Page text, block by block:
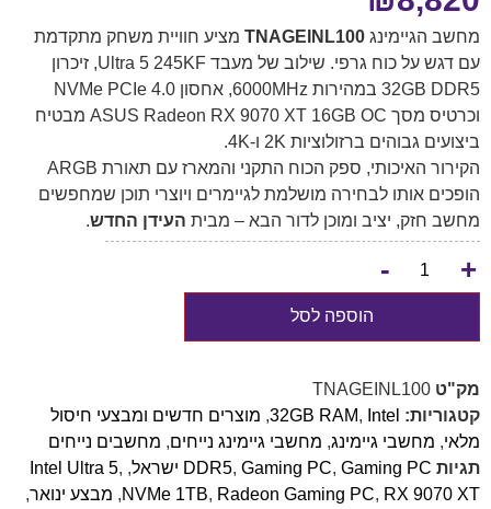
מחשב הגיימינג TNAGEINL100 מציע חוויית משחק מתקדמת
עם דגש על כוח גרפי. שילוב של מעבד Ultra 5 245KF, זיכרון
32GB DDR5 במהירות 6000MHz, אחסון NVMe PCIe 4.0
וכרטיס מסך ASUS Radeon RX 9070 XT 16GB OC מבטיח
ביצועים גבוהים ברזולוציות 2K ו-4K.
הקירור האיכותי, ספק הכוח התקני והמארז עם תאורת ARGB
הופכים אותו לבחירה מושלמת לגיימרים ויוצרי תוכן שמחפשים
מחשב חזק, יציב ומוכן לדור הבא – מבית העידן החדש.
+
-
הוספה לסל
מק"ט TNAGEINL100
קטגוריות:
32GB RAM, Intel
, מוצרים חדשים ומבצעי חיסול
מלאי, מחשבי גיימינג, מחשבי גיימינג נייחים, מחשבים נייחים
תגיות
DDR5, Gaming PC, Gaming PC ישראל ,
Intel Ultra 5,
NVMe 1TB, Radeon Gaming PC, RX 9070 XT
, מבצע ינואר,